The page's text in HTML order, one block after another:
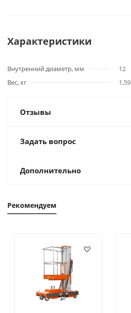
Характеристики
Внутренний диаметр, мм
12
Вес, кг
1,59
Отзывы
Задать вопрос
Дополнительно
Рекомендуем